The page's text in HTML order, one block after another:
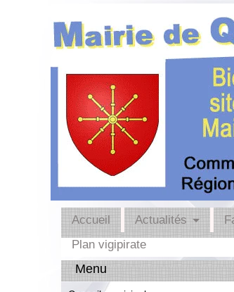
Accueil Actualités
Plan vigipirate
Menu